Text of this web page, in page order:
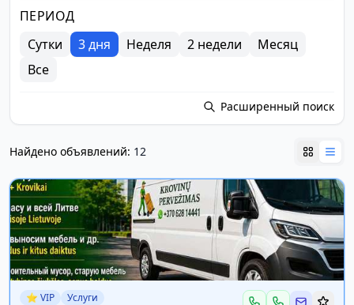
ПЕРИОД
Сутки
3 дня Неделя 2 недели
Месяц
Все
Расширенный поиск
Найдено объявлений: 12
⭐ VIP Услуги